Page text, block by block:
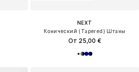
NEXT
Конический (Tapered) Штаны
От 25,00 €